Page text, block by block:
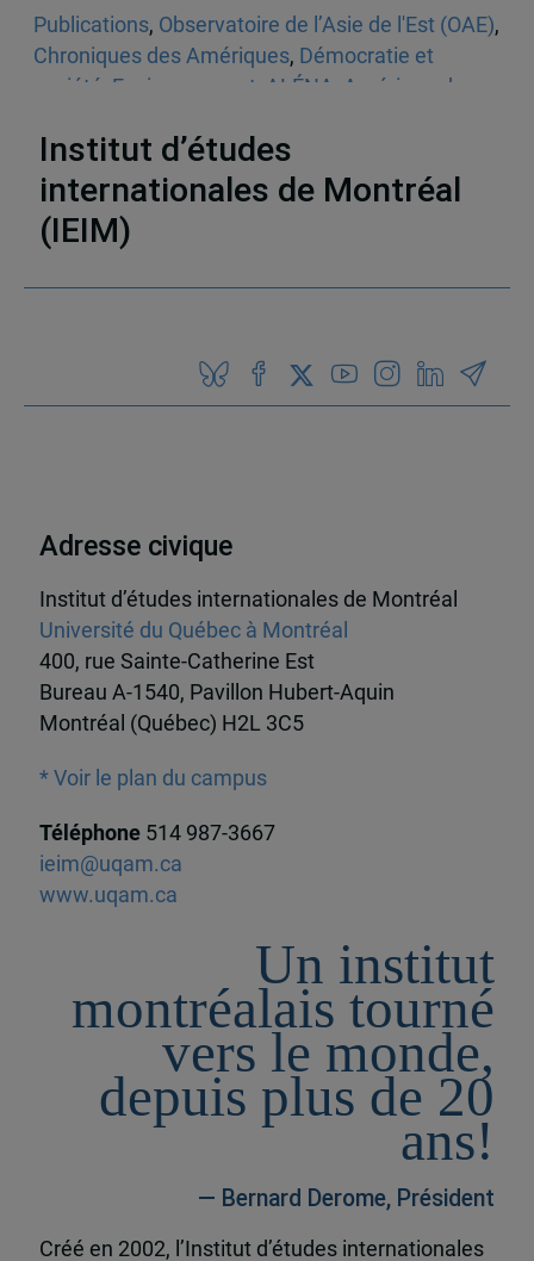
Publications, Observatoire de l’Asie de l'Est (OAE),
Chroniques des Amériques, Démocratie et
société Environnement ALÉNA
Amérique du
Institut d’études
internationales de Montréal
(IEIM)
Adresse civique
Institut d’études internationales de Montréal
Université du Québec à Montréal
400, rue Sainte-Catherine Est
Bureau A-1540, Pavillon Hubert-Aquin
Montréal (Québec) H2L 3C5
* Voir le plan du campus
Téléphone 514 987-3667
ieim@uqam.ca
www.uqam.ca
Un institut
montréalais tourné
vers le monde,
depuis plus de 20
ans!
— Bernard Derome, Président
Créé en 2002, l’Institut d’études internationales